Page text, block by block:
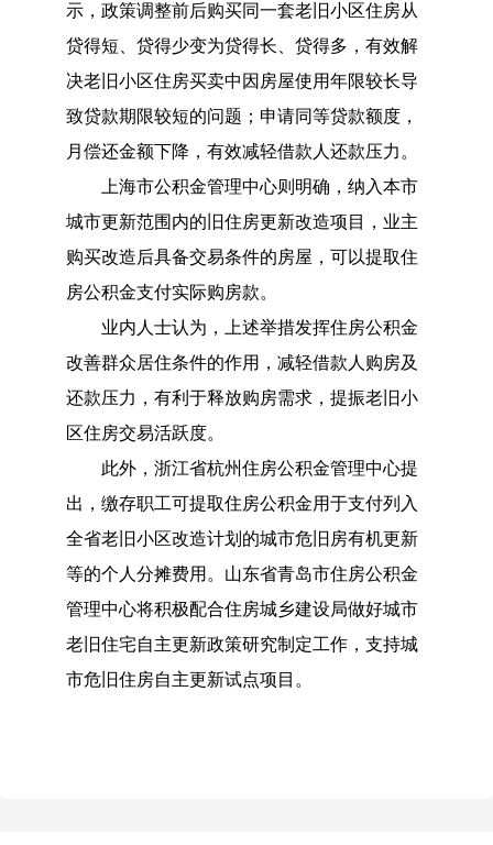
示，政策调整前后购买同一套老旧小区住房从
贷得短、贷得少变为贷得长、贷得多，有效解
决老旧小区住房买卖中因房屋使用年限较长导
致贷款期限较短的问题；申请同等贷款额度，
月偿还金额下降，有效减轻借款人还款压力。
上海市公积金管理中心则明确，纳入本市
城市更新范围内的旧住房更新改造项目，业主
购买改造后具备交易条件的房屋，可以提取住
房公积金支付实际购房款。
业内人士认为，上述举措发挥住房公积金
改善群众居住条件的作用，减轻借款人购房及
还款压力，有利于释放购房需求，提振老旧小
区住房交易活跃度。
此外，浙江省杭州住房公积金管理中心提
出，缴存职工可提取住房公积金用于支付列入
全省老旧小区改造计划的城市危旧房有机更新
等的个人分摊费用。山东省青岛市住房公积金
管理中心将积极配合住房城乡建设局做好城市
老旧住宅自主更新政策研究制定工作，支持城
市危旧住房自主更新试点项目。